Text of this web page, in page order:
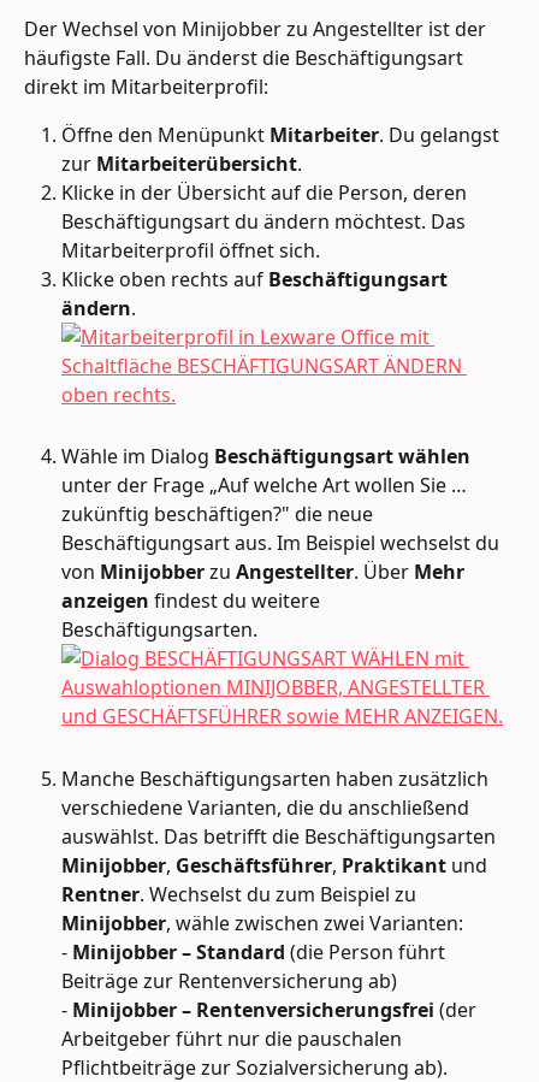
Der Wechsel von Minijobber zu Angestellter ist der
häufigste Fall. Du änderst die Beschäftigungsart
direkt im Mitarbeiterprofil:
Öffne den Menüpunkt Mitarbeiter. Du gelangst
zur Mitarbeiterübersicht.
Klicke in der Übersicht auf die Person, deren
Beschäftigungsart du ändern möchtest. Das
Mitarbeiterprofil öffnet sich.
Klicke oben rechts auf Beschäftigungsart
ändern.
Wähle im Dialog Beschäftigungsart wählen
unter der Frage „Auf welche Art wollen Sie …
zukünftig beschäftigen?" die neue
Beschäftigungsart aus. Im Beispiel wechselst du
von Minijobber zu Angestellter. Über Mehr
anzeigen findest du weitere
Beschäftigungsarten.
Manche Beschäftigungsarten haben zusätzlich
verschiedene Varianten, die du anschließend
auswählst. Das betrifft die Beschäftigungsarten
Minijobber, Geschäftsführer, Praktikant und
Rentner. Wechselst du zum Beispiel zu
Minijobber, wähle zwischen zwei Varianten:
- Minijobber – Standard (die Person führt
Beiträge zur Rentenversicherung ab)
- Minijobber – Rentenversicherungsfrei (der
Arbeitgeber führt nur die pauschalen
Pflichtbeiträge zur Sozialversicherung ab).